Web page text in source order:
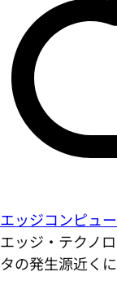
エッジコンピュ
エッジ・テクノ
タの発生源近く